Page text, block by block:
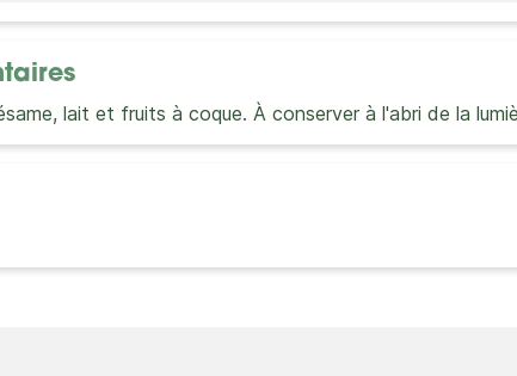
lait et fruits à coque. À conserver à l'abri de la